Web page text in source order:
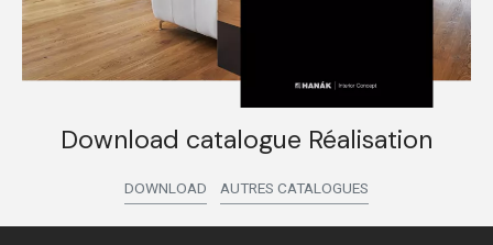
Download catalogue Réalisation
DOWNLOAD AUTRES CATALOGUES